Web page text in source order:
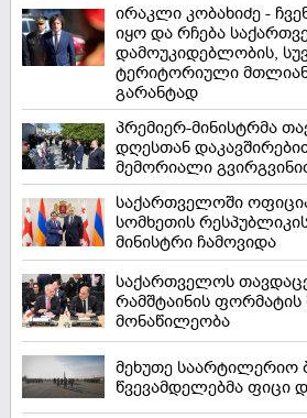
ირაკლი კობახიძე -
იყო და რჩება
დამოუკიდებლობის,
ტერიტორიული
გარანტად
პრემიერ-მინისტრმა
დღესთან
მემორიალი
საქართველოში
სომხეთის
მინისტრი ჩამოვიდა
საქართველოს
რამშტაინის
მონაწილეობა
მეხუთე საარტილერიო
წვევამდელებმა ფიცი